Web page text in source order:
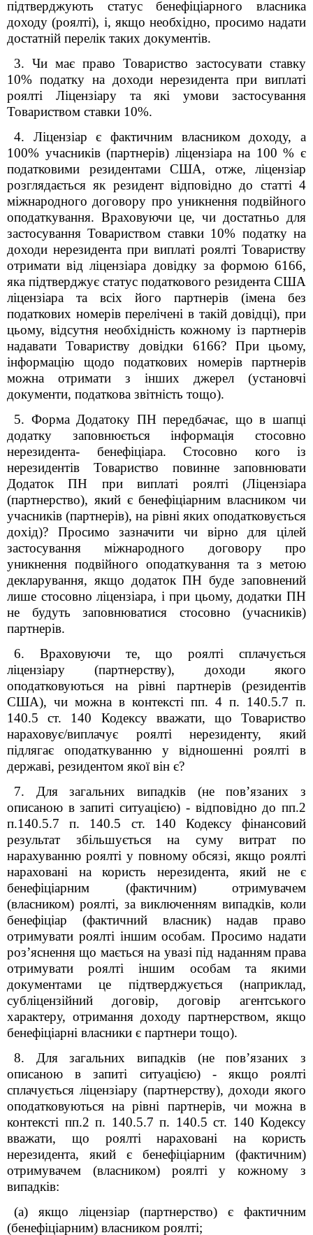
підтверджують статус бенефіціарного власника
доходу (роялті), і, якщо необхідно, просимо надати
достатній перелік таких документів.
3. Чи має право Товариство застосувати ставку
10% податку на доходи нерезидента при виплаті
роялті Ліцензіару та які умови застосування
Товариством ставки 10%.
4. Ліцензіар є фактичним власником доходу, а
100% учасників (партнерів) ліцензіара на 100 % є
податковими резидентами США, отже, ліцензіар
розглядається як резидент відповідно до статті 4
міжнародного договору про уникнення подвійного
оподаткування. Враховуючи це, чи достатньо для
застосування Товариством ставки 10% податку на
доходи нерезидента при виплаті роялті Товариству
отримати від ліцензіара довідку за формою 6166,
яка підтверджує статус податкового резидента США
ліцензіара та всіх його партнерів (імена без
податкових номерів перелічені в такій довідці), при
цьому, відсутня необхідність кожному із партнерів
надавати Товариству довідки 6166? При цьому,
інформацію щодо податкових номерів партнерів
можна отримати з інших джерел (установчі
документи, податкова звітність тощо).
5. Форма Додатоку ПН передбачає, що в шапці
додатку заповнюється інформація стосовно
нерезидента- бенефіціара. Стосовно кого із
нерезидентів Товариство повинне заповнювати
Додаток ПН при виплаті роялті (Ліцензіара
(партнерство), який є бенефіціарним власником чи
учасників (партнерів), на рівні яких оподатковується
дохід)? Просимо зазначити чи вірно для цілей
застосування міжнародного договору про
уникнення подвійного оподаткування та з метою
декларування, якщо додаток ПН буде заповнений
лише стосовно ліцензіара, і при цьому, додатки ПН
не будуть заповнюватися стосовно (учасників)
партнерів.
6. Враховуючи те, що роялті сплачується
ліцензіару (партнерству), доходи якого
оподатковуються на рівні партнерів (резидентів
США), чи можна в контексті пп. 4 п. 140.5.7 п.
140.5 ст. 140 Кодексу вважати, що Товариство
нараховує/виплачує роялті нерезиденту, який
підлягає оподаткуванню у відношенні роялті в
державі, резидентом якої він є?
7. Для загальних випадків (не пов’язаних з
описаною в запиті ситуацією) - відповідно до пп.2
п.140.5.7 п. 140.5 ст. 140 Кодексу фінансовий
результат збільшується на суму витрат по
нарахуванню роялті у повному обсязі, якщо роялті
нараховані на користь нерезидента, який не є
бенефіціарним (фактичним) отримувачем
(власником) роялті, за виключенням випадків, коли
бенефіціар (фактичний власник) надав право
отримувати роялті іншим особам. Просимо надати
роз’яснення що мається на увазі під наданням права
отримувати роялті іншим особам та якими
документами це підтверджується (наприклад,
субліцензійний договір, договір агентського
характеру, отримання доходу партнерством, якщо
бенефіціарні власники є партнери тощо).
8. Для загальних випадків (не пов’язаних з
описаною в запиті ситуацією) - якщо роялті
сплачується ліцензіару (партнерству), доходи якого
оподатковуються на рівні партнерів, чи можна в
контексті пп.2 п. 140.5.7 п. 140.5 ст. 140 Кодексу
вважати, що роялті нараховані на користь
нерезидента, який є бенефіціарним (фактичним)
отримувачем (власником) роялті у кожному з
випадків:
(а) якщо ліцензіар (партнерство) є фактичним
(бенефіціарним) власником роялті;